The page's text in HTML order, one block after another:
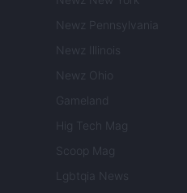
Newz Pennsylvania
Newz Illinois
Newz Ohio
Gameland
Hig Tech Mag
Scoop Mag
Lgbtqia News